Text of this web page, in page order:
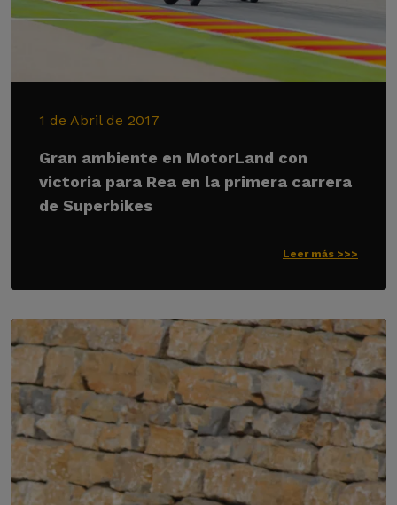
1 de Abril de 2017
Gran ambiente en MotorLand con
victoria para Rea en la primera carrera
de Superbikes
Leer más >>>